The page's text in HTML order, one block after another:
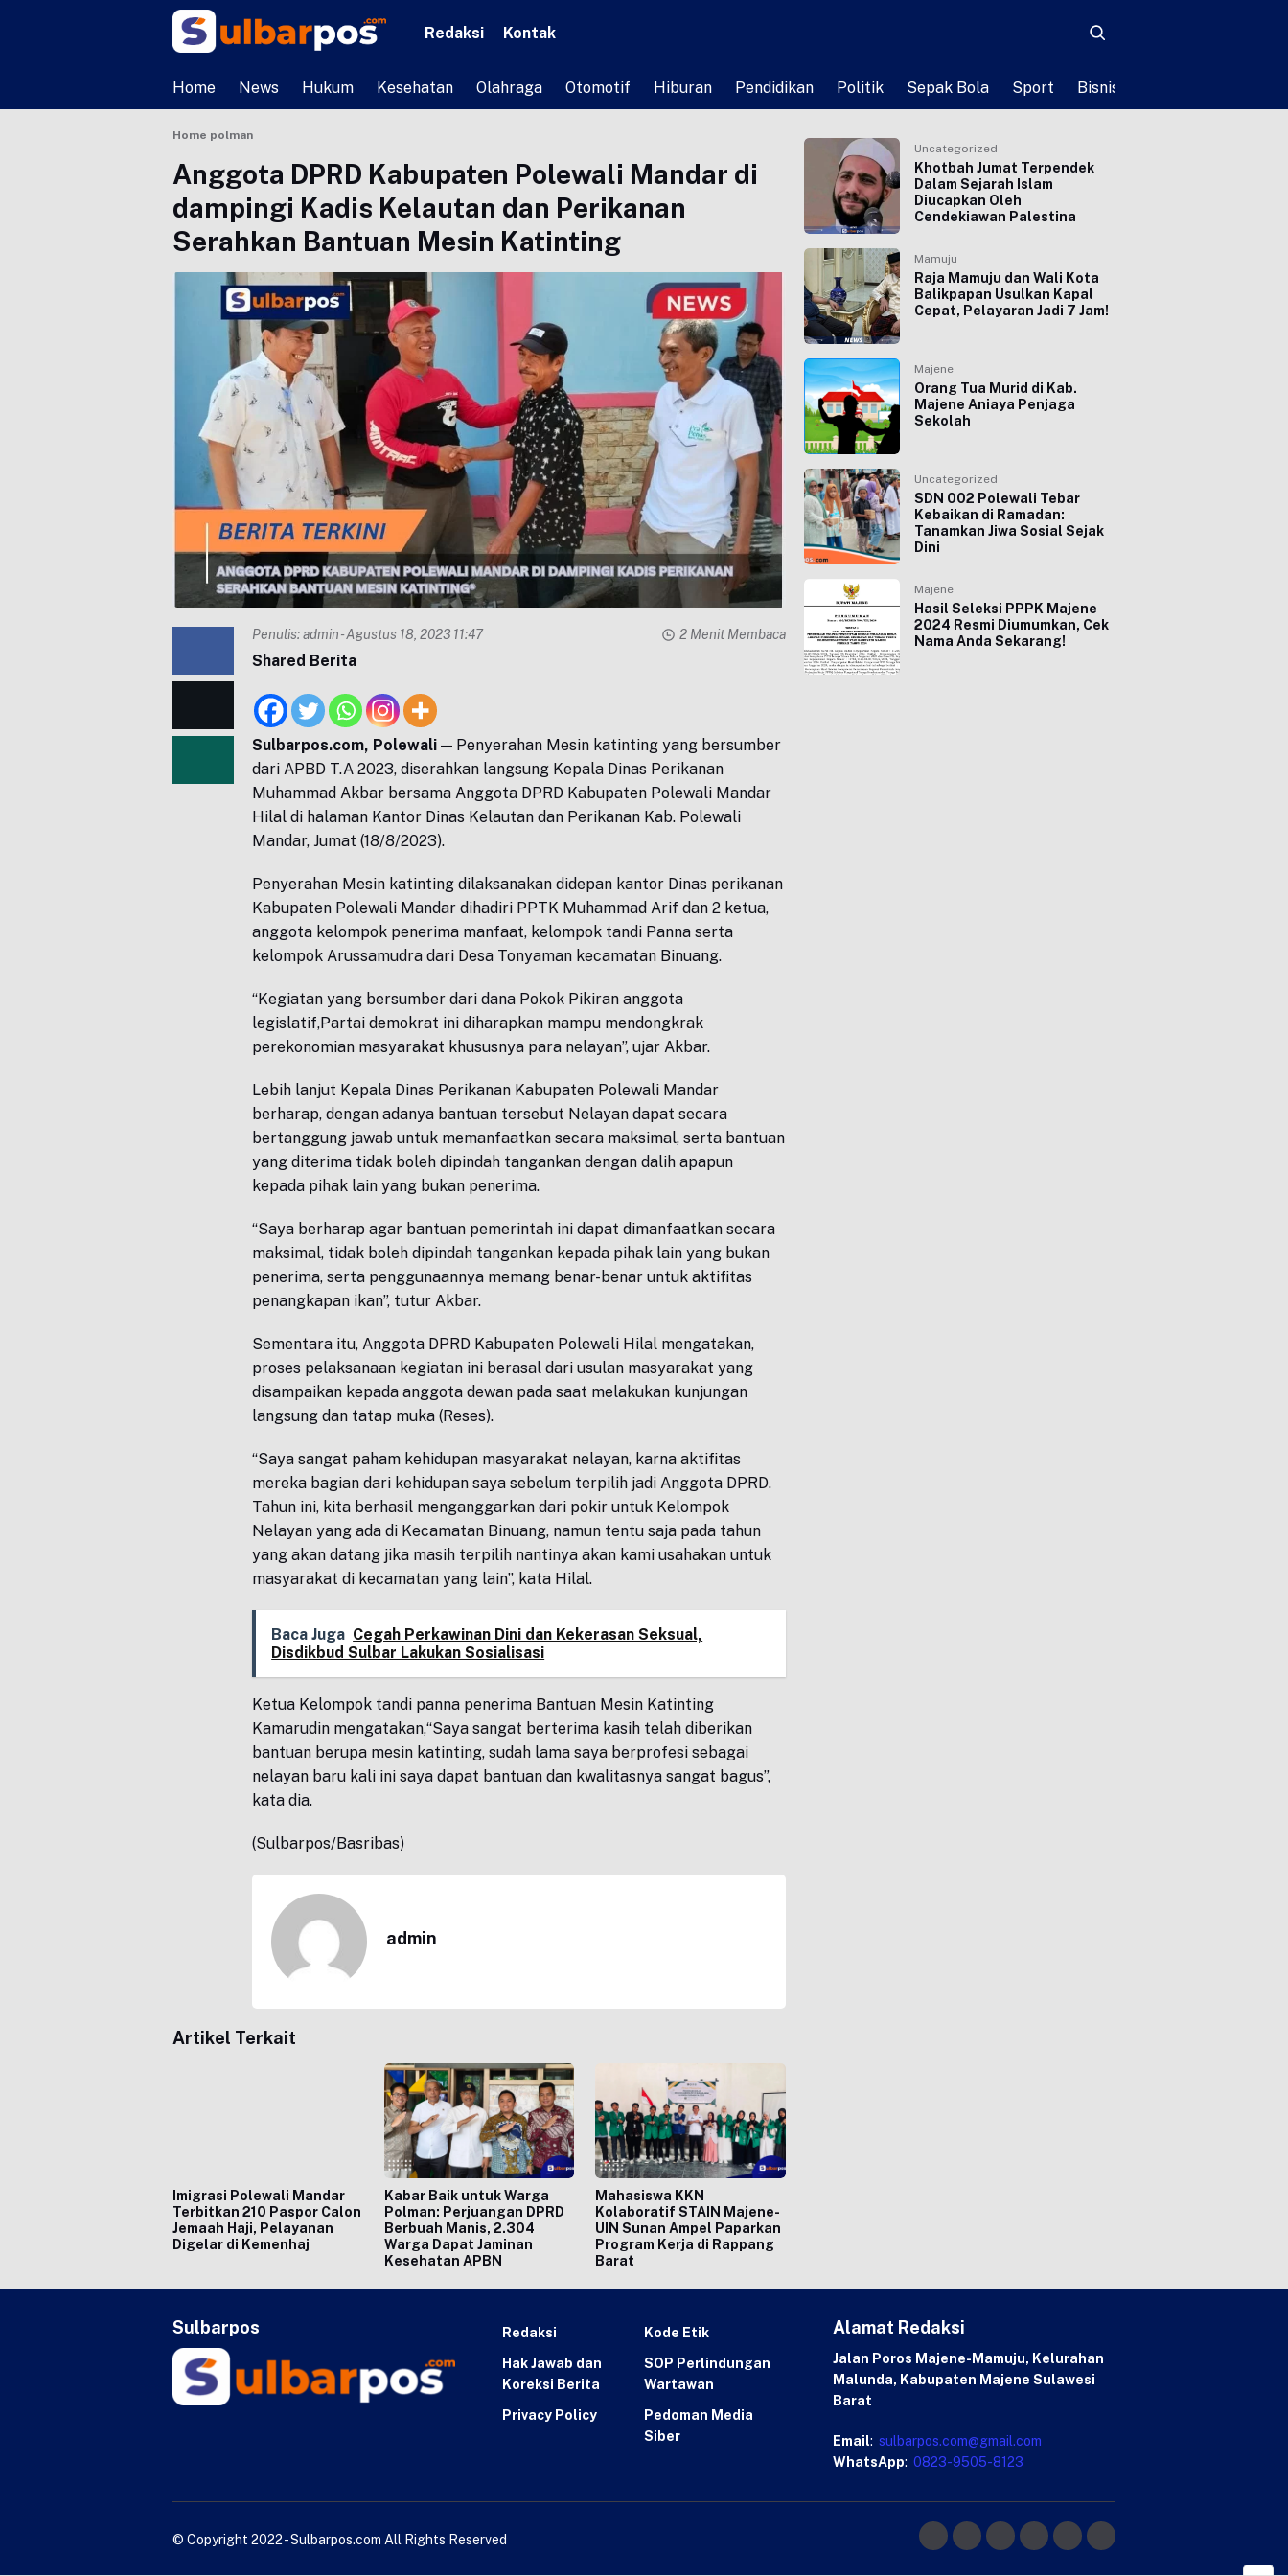
Redaksi Kontak
Home News Hukum Kesehatan Olahraga Otomotif Hiburan Pendidikan Politik Sepak Bola Sport Bisnis
Home polman
Anggota DPRD Kabupaten Polewali Mandar di
dampingi Kadis Kelautan dan Perikanan
Serahkan Bantuan Mesin Katinting
Penulis:admin- Agustus 18, 2023 11:47 2 Menit Membaca
Shared Berita
Sulbarpos.com, Polewali — Penyerahan Mesin katinting yang bersumber
dari APBD T.A 2023, diserahkan langsung Kepala Dinas Perikanan
Muhammad Akbar bersama Anggota DPRD Kabupaten Polewali Mandar
Hilal di halaman Kantor Dinas Kelautan dan Perikanan Kab. Polewali
Mandar, Jumat (18/8/2023).
Penyerahan Mesin katinting dilaksanakan didepan kantor Dinas perikanan
Kabupaten Polewali Mandar dihadiri PPTK Muhammad Arif dan 2 ketua,
anggota kelompok penerima manfaat, kelompok tandi Panna serta
kelompok Arussamudra dari Desa Tonyaman kecamatan Binuang.
“Kegiatan yang bersumber dari dana Pokok Pikiran anggota
legislatif,Partai demokrat ini diharapkan mampu mendongkrak
perekonomian masyarakat khususnya para nelayan”, ujar Akbar.
Lebih lanjut Kepala Dinas Perikanan Kabupaten Polewali Mandar
berharap, dengan adanya bantuan tersebut Nelayan dapat secara
bertanggung jawab untuk memanfaatkan secara maksimal, serta bantuan
yang diterima tidak boleh dipindah tangankan dengan dalih apapun
kepada pihak lain yang bukan penerima.
“Saya berharap agar bantuan pemerintah ini dapat dimanfaatkan secara
maksimal, tidak boleh dipindah tangankan kepada pihak lain yang bukan
penerima, serta penggunaannya memang benar-benar untuk aktifitas
penangkapan ikan”, tutur Akbar.
Sementara itu, Anggota DPRD Kabupaten Polewali Hilal mengatakan,
proses pelaksanaan kegiatan ini berasal dari usulan masyarakat yang
disampaikan kepada anggota dewan pada saat melakukan kunjungan
langsung dan tatap muka (Reses).
“Saya sangat paham kehidupan masyarakat nelayan, karna aktifitas
mereka bagian dari kehidupan saya sebelum terpilih jadi Anggota DPRD.
Tahun ini, kita berhasil menganggarkan dari pokir untuk Kelompok
Nelayan yang ada di Kecamatan Binuang, namun tentu saja pada tahun
yang akan datang jika masih terpilih nantinya akan kami usahakan untuk
masyarakat di kecamatan yang lain”, kata Hilal.
Baca Juga Cegah Perkawinan Dini dan Kekerasan Seksual,
Disdikbud Sulbar Lakukan Sosialisasi
Ketua Kelompok tandi panna penerima Bantuan Mesin Katinting
Kamarudin mengatakan,“Saya sangat berterima kasih telah diberikan
bantuan berupa mesin katinting, sudah lama saya berprofesi sebagai
nelayan baru kali ini saya dapat bantuan dan kwalitasnya sangat bagus”,
kata dia.
(Sulbarpos/Basribas)
admin
Artikel Terkait
Imigrasi Polewali Mandar
Terbitkan 210 Paspor Calon
Jemaah Haji, Pelayanan
Digelar di Kemenhaj
Kabar Baik untuk Warga
Polman: Perjuangan DPRD
Berbuah Manis, 2.304
Warga Dapat Jaminan
Kesehatan APBN
Mahasiswa KKN
Kolaboratif STAIN Majene-
UIN Sunan Ampel Paparkan
Program Kerja di Rappang
Barat
Uncategorized
Khotbah Jumat Terpendek
Dalam Sejarah Islam
Diucapkan Oleh
Cendekiawan Palestina
Mamuju
Raja Mamuju dan Wali Kota
Balikpapan Usulkan Kapal
Cepat, Pelayaran Jadi 7 Jam!
Majene
Orang Tua Murid di Kab.
Majene Aniaya Penjaga
Sekolah
Uncategorized
SDN 002 Polewali Tebar
Kebaikan di Ramadan:
Tanamkan Jiwa Sosial Sejak
Dini
Majene
Hasil Seleksi PPPK Majene
2024 Resmi Diumumkan, Cek
Nama Anda Sekarang!
Sulbarpos Redaksi
Kode Etik
Hak Jawab dan
Koreksi Berita
SOP Perlindungan
Wartawan
Privacy Policy
Pedoman Media
Siber
Alamat Redaksi
Jalan Poros Majene-Mamuju, Kelurahan
Malunda, Kabupaten Majene Sulawesi
Barat
Email: sulbarpos.com@gmail.com
WhatsApp: 0823-9505-8123
© Copyright 2022 - Sulbarpos.com All Rights Reserved